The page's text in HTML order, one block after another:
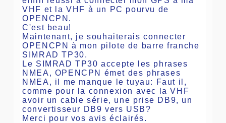
VHF et la VHF à un PC pourvu de
OPENCPN.
C'est beau!
Maintenant, je souhaiterais connecter
OPENCPN à mon pilote de barre franche
SIMRAD TP30.
Le SIMRAD TP30 accepte les phrases
NMEA, OPENCPN émet des phrases
NMEA, il me manque le tuyau: Faut il,
comme pour la connexion avec la VHF
avoir un cable série, une prise DB9, un
convertisseur DB9 vers USB?
Merci pour vos avis éclairés.